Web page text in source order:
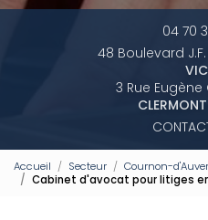
04 70
48 Boulevard
3 Rue Eugène
Accueil Secteur
Cournon-
Cabinet d'avocat pour litiges